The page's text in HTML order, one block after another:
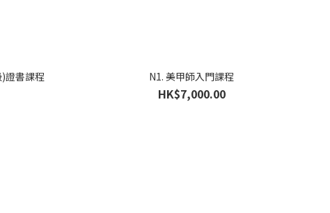
證書課程 N1. 美甲師入門課程
HK$7,000.00